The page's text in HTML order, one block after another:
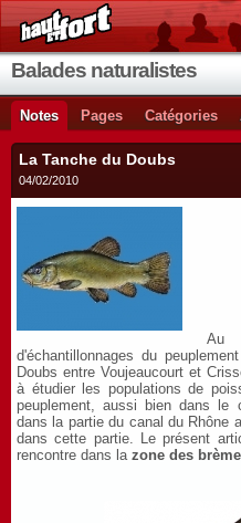
Balades naturalistes
Notes Pages Catégories
La Tanche du Doubs
04/02/2010
Au
d'échantillonnages du
Doubs entre Voujeaucourt et
à étudier les populations de
peuplement, aussi bien dans le
dans la partie du canal du Rhône
dans cette partie. Le présent
rencontre dans la zone des